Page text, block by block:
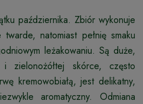
października. Zbiór wykonuje
natomiast pełnię smaku
leżakowaniu. Są duże,
i zielonożółtej skórce, często
kremowobiałą, jest delikatny,
aromatyczny. Odmiana